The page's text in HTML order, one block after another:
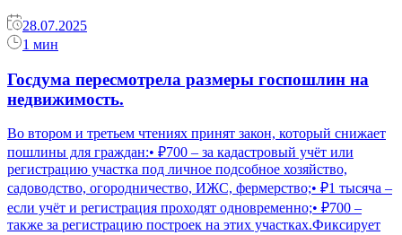
28.07.2025
1 мин
Госдума пересмотрела размеры госпошлин на
недвижимость.
Во втором и третьем чтениях принят закон, который снижает
пошлины для граждан:• ₽700 – за кадастровый учёт или
регистрацию участка под личное подсобное хозяйство,
садоводство, огородничество, ИЖС, фермерство;• ₽1 тысяча –
если учёт и регистрация проходят одновременно;• ₽700 –
также за регистрацию построек на этих участках.Фиксирует